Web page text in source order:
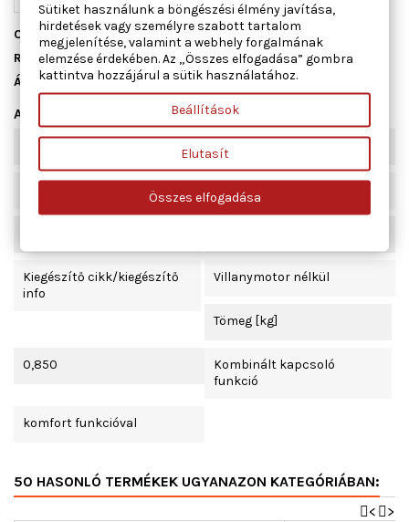
Cikkszám01.3921
Raktáron10 db
Állapot Új
Adatlap
bal első
Kiegészítő cikk/kiegészítő
info
Villanymotor nélkül
Tömeg [kg]
0,850
Kombinált kapcsoló
funkció
komfort funkcióval
50 HASONLÓ TERMÉKEK UGYANAZON KATEGÓRIÁBAN:
>
<
Sütiket használunk a böngészési élmény javítása,
hirdetések vagy személyre szabott tartalom
megjelenítése, valamint a webhely forgalmának
elemzése érdekében. Az „Összes elfogadása” gombra
kattintva hozzájárul a sütik használatához.
Beállítások
Elutasít
Összes elfogadása